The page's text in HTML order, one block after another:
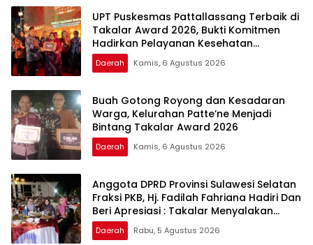
UPT Puskesmas Pattallassang Terbaik di
Takalar Award 2026, Bukti Komitmen
Hadirkan Pelayanan Kesehatan
Berkualitas
Daerah Kamis, 6 Agustus 2026
Buah Gotong Royong dan Kesadaran
Warga, Kelurahan Patte’ne Menjadi
Bintang Takalar Award 2026
Daerah Kamis, 6 Agustus 2026
Anggota DPRD Provinsi Sulawesi Selatan
Fraksi PKB, Hj. Fadilah Fahriana Hadiri Dan
Beri Apresiasi : Takalar Menyalakan
Lentera Pengabdian Melalui Malam
Apresiasi dan Inovasi Award 2026
Daerah Rabu, 5 Agustus 2026